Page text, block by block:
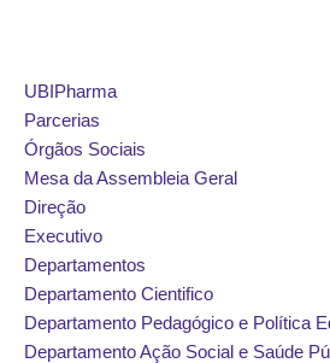
para
o
conteúdo
UBIPharma
Parcerias
Órgãos Sociais
Mesa da Assembleia Geral
Direção
Executivo
Departamentos
Departamento Cientifico
Departamento Pedagógico e Política
Departamento Ação Social e Saúde